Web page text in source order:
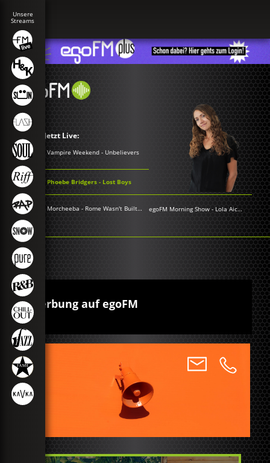
Jetzt Live:
Vampire Weekend - Unbelievers
Phoebe Bridgers - Lost Boys
Morcheeba - Rome Wasn't Built In a Day egoFM Morning Show - Lola Aichner
Werbung auf egoFM